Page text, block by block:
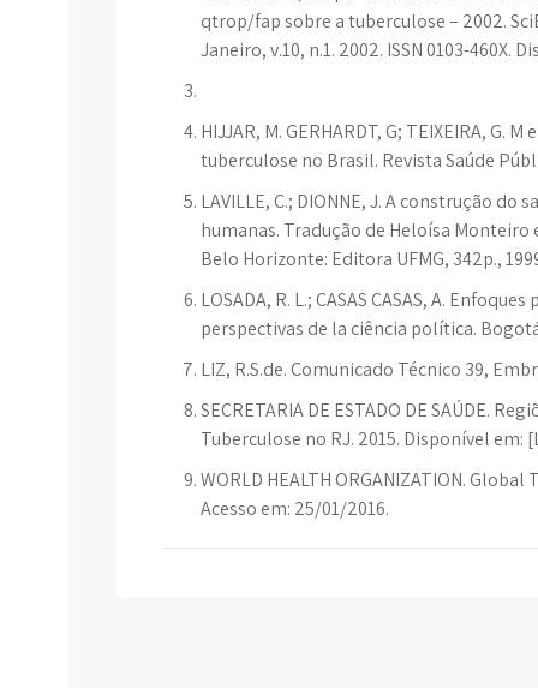
qtrop/fap sobre a tuberculose – 2002.
Janeiro, v.10, n.1. 2002. ISSN 0103-460X.
HIJJAR, M. GERHARDT, G; TEIXEIRA, G.
tuberculose no Brasil. Revista Saúde
LAVILLE, C.; DIONNE, J. A construção
humanas. Tradução de Heloísa
Belo Horizonte: Editora UFMG, 342p.,
LOSADA, R. L.; CASAS CASAS, A.
perspectivas de la ciência política.
LIZ, R.S.de. Comunicado Técnico 39,
SECRETARIA DE ESTADO DE SAÚDE.
Tuberculose no RJ. 2015. Disponível em:
WORLD HEALTH ORGANIZATION.
Acesso em: 25/01/2016.